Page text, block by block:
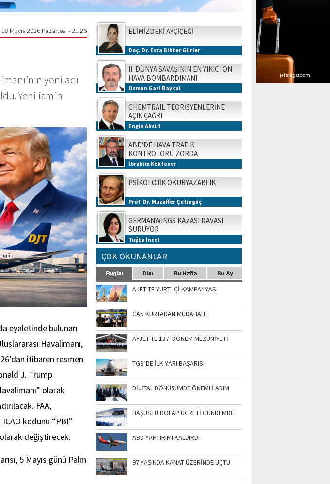
18 Mayıs 2026 Pazartesi - 21:26
yeni adı
Yeni ismin
eyaletinde bulunan
Havalimanı,
itibaren resmen
J. Trump
olarak
FAA,
ICAO kodunu “PBI”
değiştirecek.
5 Mayıs günü Palm
ELİMİZDEKİ AYÇİÇEĞİ
Doç. Dr. Esra Bihter Gürler
II. DÜNYA SAVAŞININ EN YIKICI ON
HAVA BOMBARDIMANI
Osman Gazi Baykal
CHEMTRAIL TEORİSYENLERİNE
AÇIK ÇAĞRI
Engin Aksüt
ABD'DE HAVA TRAFİK
KONTROLÖRÜ ZORDA
İbrahim Köktener
PSİKOLOJİK OKURYAZARLIK
Prof. Dr. Muzaffer Çetingüç
GERMANWINGS KAZASI DAVASI
SÜRÜYOR
Tuğba İncel
ÇOK OKUNANLAR
AJET'TE YURT İÇİ KAMPANYASI
CAN KURTARAN MÜDAHALE
AYJET'TE 137. DÖNEM MEZUNİYETİ
TGS’DE İLK YARI BAŞARISI
DİJİTAL DÖNÜŞÜMDE ÖNEMLİ ADIM
BAŞÜSTÜ DOLAP ÜCRETİ GÜNDEMDE
ABD YAPTIRIMI KALDIRDI
97 YAŞINDA KANAT ÜZERİNDE UÇTU